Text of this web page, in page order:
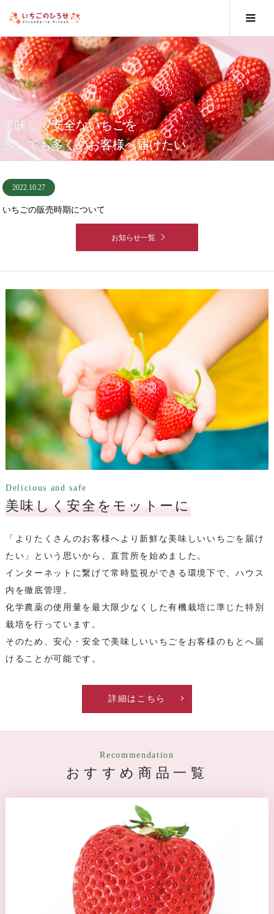
美味しく安全ないちごを
少しでも多くのお客様へ届けたい
2022.10.27
いちごの販売時期について
2022.09.13
お知らせ一覧
Delicious and safe
美味しく安全をモットーに
「よりたくさんのお客様へより新鮮な美味しいいちごを届け
たい」という思いから、直営所を始めました。
インターネットに繋げて常時監視ができる環境下で、ハウス
内を徹底管理。
化学農薬の使用量を最大限少なくした有機栽培に準じた特別
栽培を行っています。
そのため、安心・安全で美味しいいちごをお客様のもとへ届
けることが可能です。
詳細はこちら
Recommendation
おすすめ商品一覧